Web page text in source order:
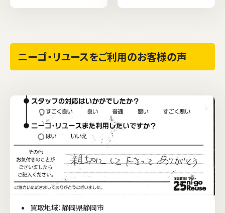
ニーゴ・リユースをご利用のお客様の声
買取地域：静岡県静岡市